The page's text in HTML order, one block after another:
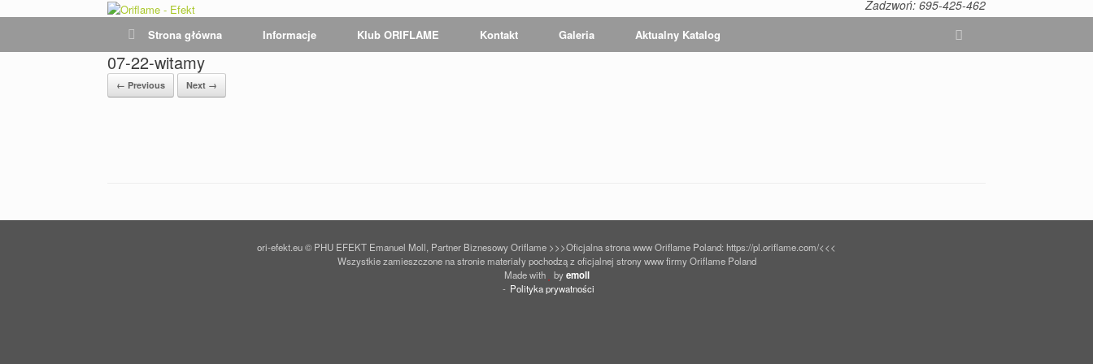
to
Zadzwoń: 695-425-462
Strona główna Informacje Klub ORIFLAME Kontakt Galeria Aktualny Katalog
07-22-witamy
← Previous Next →
ori-efekt.eu © PHU EFEKT Emanuel Moll, Partner Biznesowy Oriflame >>>Oficjalna strona www Oriflame Poland: https://pl.oriflame.com/<<<
Wszystkie zamieszczone na stronie materiały pochodzą z oficjalnej strony www firmy Oriflame Poland
Made with
byemoll
Polityka prywatności